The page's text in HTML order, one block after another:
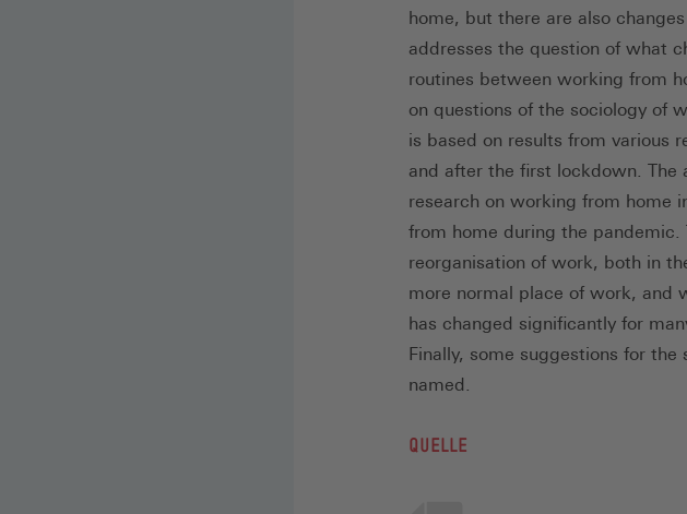
home, but there are also
addresses the question of what
routines between working from
on questions of the sociology of
is based on results from various
and after the first lockdown. The
research on working from home
from home during the pandemic.
reorganisation of work, both in
more normal place of work, and
has changed significantly for
Finally, some suggestions for
named.
QUELLE